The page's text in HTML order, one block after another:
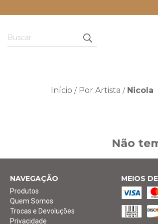
Início / Por Artista / Nicola
Não
NAVEGAÇÃO
Produtos
Quem Somos
Trocas e Devoluções
Privacidade
MEIOS